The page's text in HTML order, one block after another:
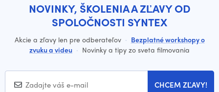
NOVINKY, ŠKOLENIA A ZĽAVY OD
SPOLOČNOSTI SYNTEX
Akcie a zľavy len pre odberateľov · Bezplatné workshopy o
zvuku a videu · Novinky a tipy zo sveta filmovania
CHCEM ZĽAVY!